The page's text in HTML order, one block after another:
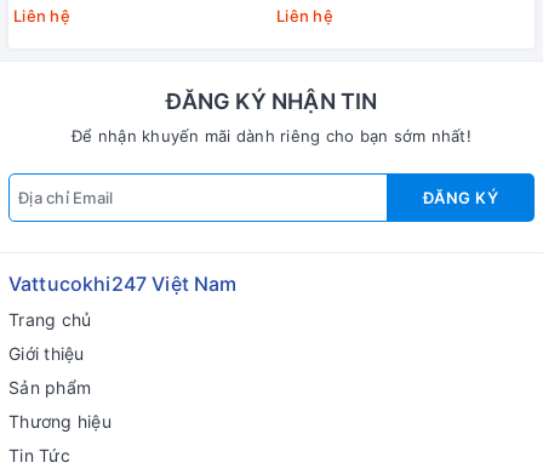
Liên hệ
Liên hệ
ĐĂNG KÝ NHẬN TIN
Để nhận khuyến mãi dành riêng cho bạn sớm nhất!
ĐĂNG KÝ
Vattucokhi247 Việt Nam
Trang chủ
Giới thiệu
Sản phẩm
Thương hiệu
Tin Tức